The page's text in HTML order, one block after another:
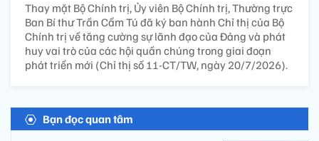
Thay mặt Bộ Chính trị, Ủy viên Bộ Chính trị, Thường trực
Ban Bí thư Trần Cẩm Tú đã ký ban hành Chỉ thị của Bộ
Chính trị về tăng cường sự lãnh đạo của Đảng và phát
huy vai trò của các hội quần chúng trong giai đoạn
phát triển mới (Chỉ thị số 11-CT/TW, ngày 20/7/2026).
Bạn đọc quan tâm